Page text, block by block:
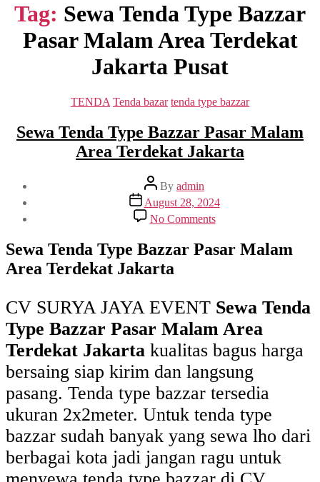
Tag: Sewa Tenda Type Bazzar
Pasar Malam Area Terdekat
Jakarta Pusat
Categories
TENDA Tenda bazar tenda type bazzar
Sewa Tenda Type Bazzar Pasar Malam
Area Terdekat Jakarta
Post
author
By admin
Post
date
August 28, 2024
No Commentson
Sewa
Type
Area
Terdekat
Jakarta
Sewa Tenda Type Bazzar Pasar Malam
Area Terdekat Jakarta
CV SURYA JAYA EVENT Sewa Tenda
Type Bazzar Pasar Malam Area
Terdekat Jakarta kualitas bagus harga
bersaing siap kirim dan langsung
pasang. Tenda type bazzar tersedia
ukuran 2x2meter. Untuk tenda type
bazzar sudah banyak yang sewa lho dari
berbagai kota jadi jangan ragu untuk